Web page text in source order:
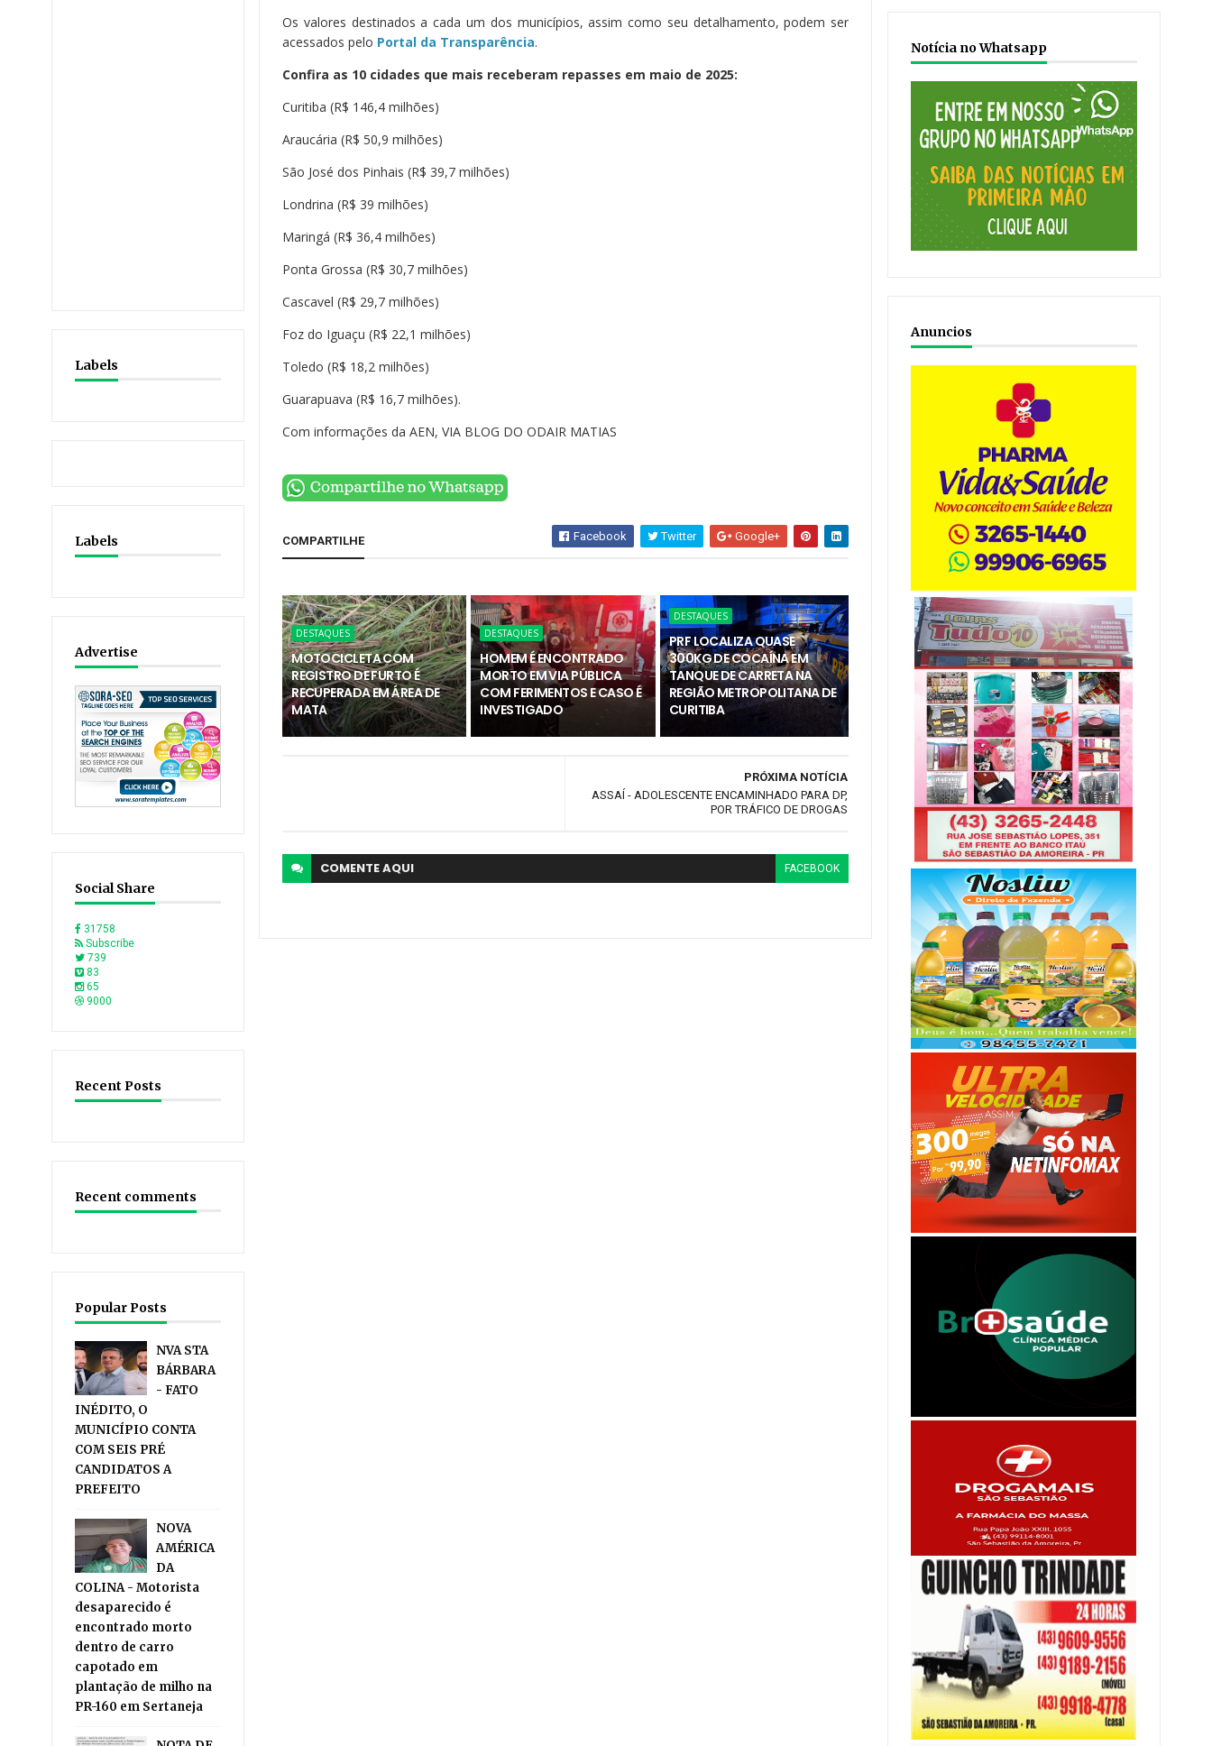
Labels
Labels
Advertise
Social Share
31758
Subscribe
739
83
65
9000
Recent Posts
Recent comments
Popular Posts
NVA STA
BÁRBARA
- FATO
INÉDITO, O
MUNICÍPIO CONTA
COM SEIS PRÉ
CANDIDATOS A
PREFEITO
NOVA
AMÉRICA
DA
COLINA - Motorista
desaparecido é
encontrado morto
dentro de carro
capotado em
plantação de milho na
PR-160 em Sertaneja
Os valores destinados a cada um dos municípios, assim como seu detalhamento, podem ser
acessados pelo Portal da Transparência.
Confira as 10 cidades que mais receberam repasses em maio de 2025:
Curitiba (R$ 146,4 milhões)
Araucária (R$ 50,9 milhões)
São José dos Pinhais (R$ 39,7 milhões)
Londrina (R$ 39 milhões)
Maringá (R$ 36,4 milhões)
Ponta Grossa (R$ 30,7 milhões)
Cascavel (R$ 29,7 milhões)
Foz do Iguaçu (R$ 22,1 milhões)
Toledo (R$ 18,2 milhões)
Guarapuava (R$ 16,7 milhões).
Com informações da AEN, VIA BLOG DO ODAIR MATIAS
COMPARTILHE Facebook Twitter Google+
DESTAQUES
MOTOCICLETA COM
REGISTRO DE FURTO É
RECUPERADA EM ÁREA DE
MATA
DESTAQUES
HOMEM É ENCONTRADO
MORTO EM VIA PÚBLICA
COM FERIMENTOS E CASO É
INVESTIGADO
DESTAQUES
PRF LOCALIZA QUASE
300KG DE COCAÍNA EM
TANQUE DE CARRETA NA
REGIÃO METROPOLITANA DE
CURITIBA
PRÓXIMA NOTÍCIA
ASSAÍ - ADOLESCENTE ENCAMINHADO PARA DP,
POR TRÁFICO DE DROGAS
COMENTEAQUI FACEBOOK
Notícia no Whatsapp
Anuncios